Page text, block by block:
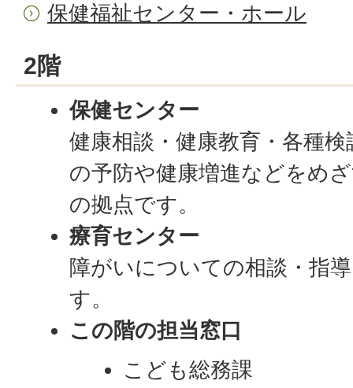
保健福祉センター・ホール
2階
保健センター
健康相談・健康教育・各種
の予防や健康増進などをめ
の拠点です。
療育センター
障がいについての相談・指
す。
この階の担当窓口
こども総務課